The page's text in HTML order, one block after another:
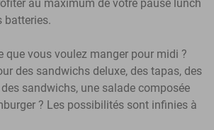
au maximum de votre pause lunch
batteries.
que vous voulez manger pour midi ?
des sandwichs deluxe, des tapas, des
sandwichs, une salade composée
? Les possibilités sont infinies à